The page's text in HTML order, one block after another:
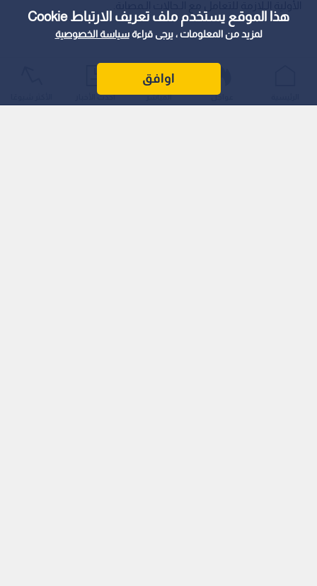
هذا الموقع يستخدم ملف تعريف الارتباط Cookie
لمزيد من المعلومات ، يرجى قراءةسياسة الخصوصية
اوافق
عواجل المباشر أحدث الأخبار